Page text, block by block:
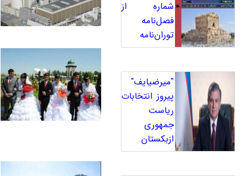
شماره از
فصل‌نامه
توران‌نامه
"میرضیایف"
پیروز انتخابات
ریاست
جمهوری
ازبکستان